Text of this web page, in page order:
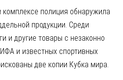
комплексе полиция обнаружила
продукции. Среди
и другие товары с незаконно
и известных спортивных
две копии Кубка мира.